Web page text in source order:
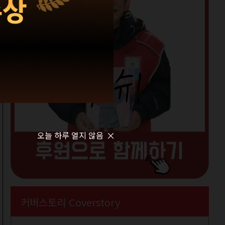
커버스토리 Coverstory
오늘 하루 열지 않음